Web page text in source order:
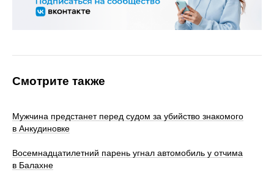
Смотрите также
Мужчина предстанет перед судом за убийство знакомого
в Анкудиновке
Восемнадцатилетний парень угнал автомобиль у отчима
в Балахне